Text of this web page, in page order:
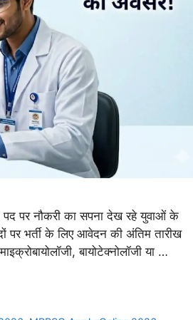
पर नौकरी का सपना देख रहे युवाओं के
पर भर्ती के लिए आवेदन की अंतिम तारीख
बायोटेक्नोलॉजी या …